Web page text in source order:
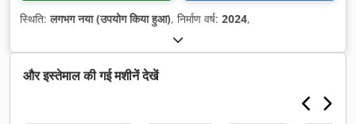
स्थिति:लगभग नया (उपयोग किया हुआ), निर्माण वर्ष: 2024,
और इस्तेमाल की गई मशीनें देखें